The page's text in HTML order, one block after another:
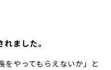
ました。
をやってもらえないか」と